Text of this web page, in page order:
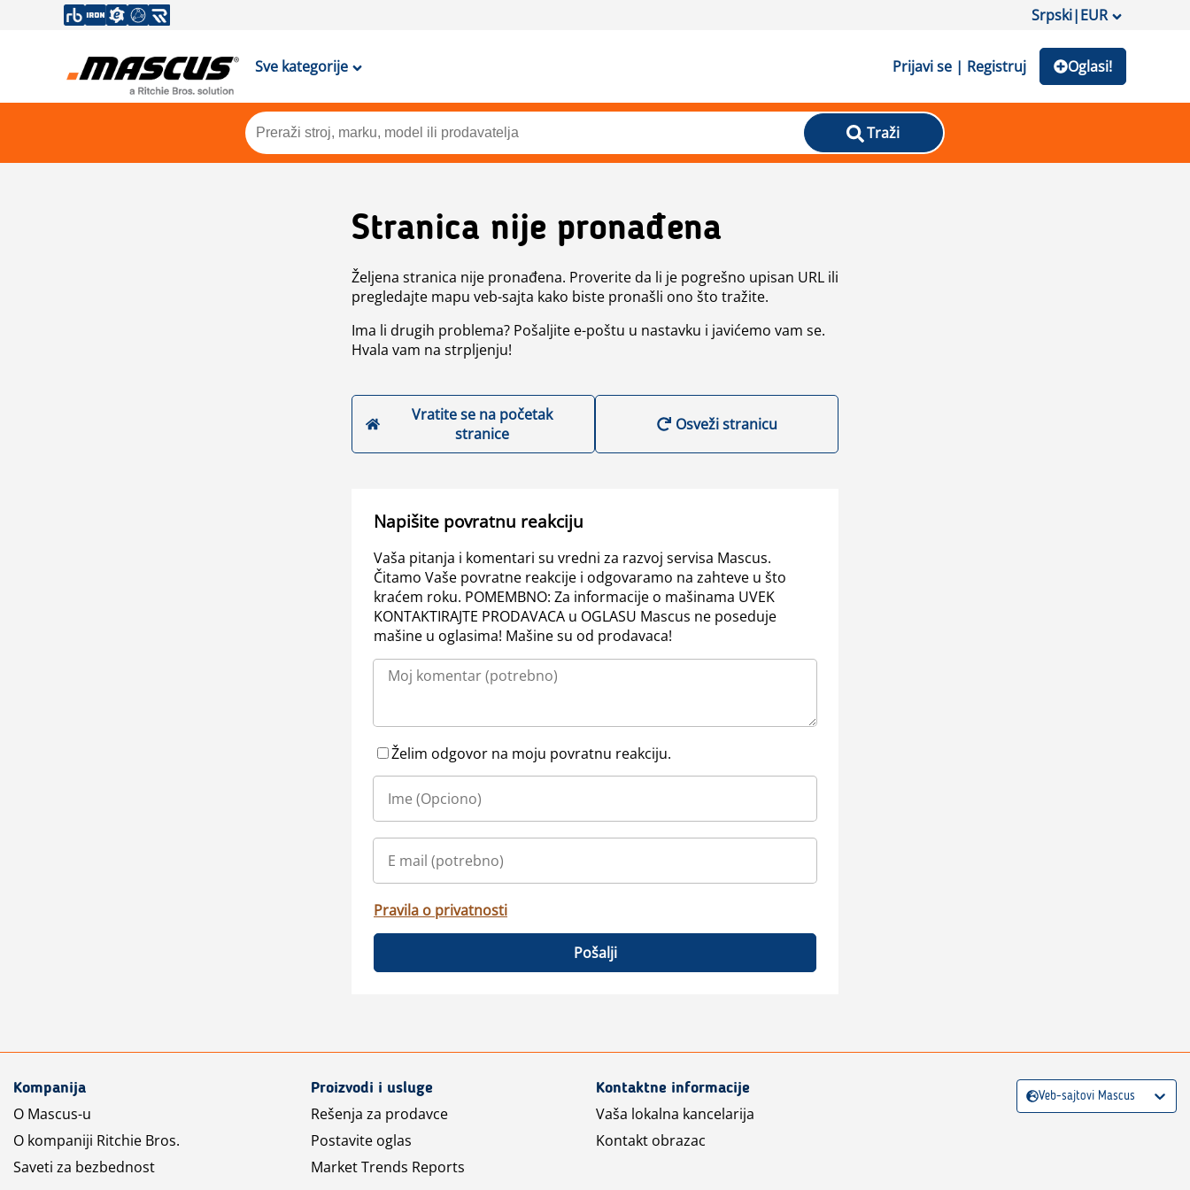
Srpski|EUR
Sve kategorije Prijavi se | Registruj Oglasi!
Traži
Stranica nije pronađena
Željena stranica nije pronađena. Proverite da li je pogrešno upisan URL ili
pregledajte mapu veb-sajta kako biste pronašli ono što tražite.
Ima li drugih problema? Pošaljite e-poštu u nastavku i javićemo vam se.
Hvala vam na strpljenju!
Vratite se na početak
stranice
Osveži stranicu
Napišite povratnu reakciju
Vaša pitanja i komentari su vredni za razvoj servisa Mascus.
Čitamo Vaše povratne reakcije i odgovaramo na zahteve u što
kraćem roku. POMEMBNO: Za informacije o mašinama UVEK
KONTAKTIRAJTE PRODAVACA u OGLASU Mascus ne poseduje
mašine u oglasima! Mašine su od prodavaca!
Želim odgovor na moju povratnu reakciju.
Pravila o privatnosti
Pošalji
Kompanija
O Mascus-u
O kompaniji Ritchie Bros.
Saveti za bezbednost
Proizvodi i usluge
Rešenja za prodavce
Postavite oglas
Market Trends Reports
Kontaktne informacije
Vaša lokalna kancelarija
Kontakt obrazac
Veb-sajtovi Mascus